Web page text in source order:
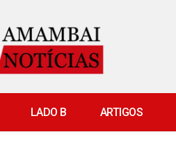
LADO B ARTIGOS